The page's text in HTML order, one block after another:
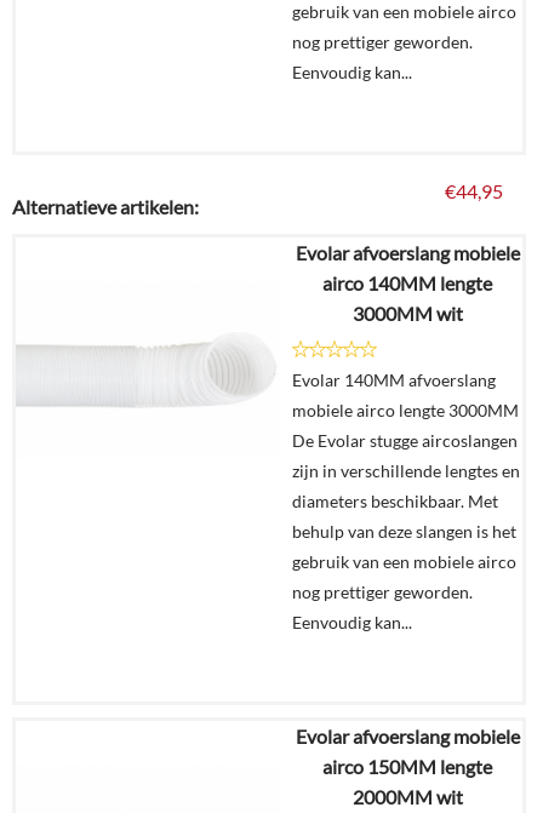
gebruik van een mobiele airco
nog prettiger geworden.
Eenvoudig kan...
€44,95
Details
In
Alternatieve artikelen:
Evolar afvoerslang mobiele
airco 140MM lengte
3000MM wit
Evolar 140MM afvoerslang
mobiele airco lengte 3000MM
De Evolar stugge aircoslangen
zijn in verschillende lengtes en
diameters beschikbaar. Met
behulp van deze slangen is het
gebruik van een mobiele airco
nog prettiger geworden.
Eenvoudig kan...
€59,95
Evolar afvoerslang mobiele
airco 150MM lengte
2000MM wit